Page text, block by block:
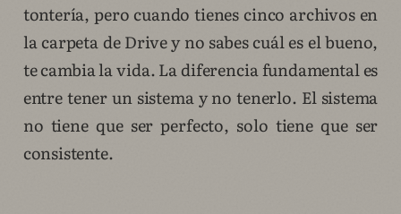
tontería, pero cuando tienes cinco archivos en
la carpeta de Drive y no sabes cuál es el bueno,
te cambia la vida. La diferencia fundamental es
entre tener un sistema y no tenerlo. El sistema
no tiene que ser perfecto, solo tiene que ser
consistente.